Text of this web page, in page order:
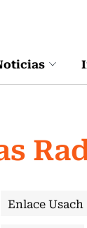
Enlace Usach